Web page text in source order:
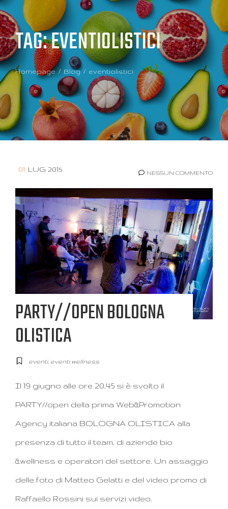
TAG:EVENTIOLISTICI
Homepage Blog eventiolistici
01 LUG 2015 NESSUN COMMENTO
PARTY//OPEN BOLOGNA
OLISTICA
eventi, eventi wellness
Il 19 giugno alle ore 20,45 si è svolto il
PARTY//open della prima Web&Promotion
Agency italiana BOLOGNA OLISTICA alla
presenza di tutto il team, di aziende bio
&wellness e operatori del settore. Un assaggio
delle foto di Matteo Gelatti e del video promo di
Raffaello Rossini sui servizi video.